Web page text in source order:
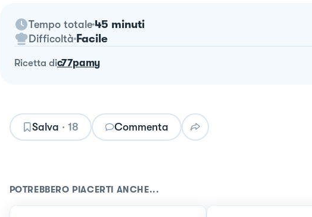
Tempo totale 45 minuti
Difficoltà Facile
ricetta dic77pamy
Salva · 18 Commenta
POTREBBERO PIACERTI ANCHE...